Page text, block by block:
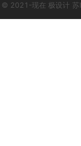
© 2021-现在 极设计